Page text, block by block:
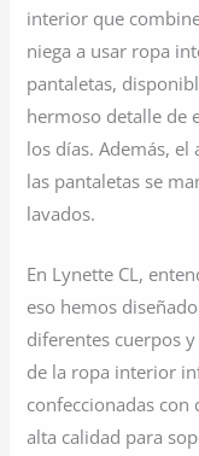
interior que
niega a usar ropa
pantaletas,
hermoso detalle de
los días. Además,
las pantaletas se
lavados.
En Lynette CL,
eso hemos
diferentes cuerpos
de la ropa interior
confeccionadas con
alta calidad para